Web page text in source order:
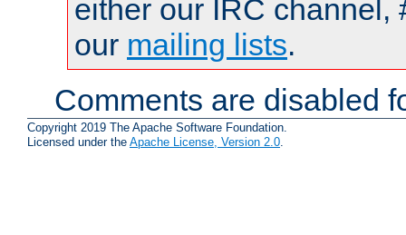
either our IRC channel,
our mailing lists.
Comments are disabled
Copyright 2019 The Apache Software Foundation.
Licensed under the Apache License, Version 2.0.